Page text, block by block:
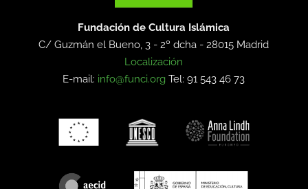
Fundación de Cultura Islámica
C/ Guzmán el Bueno, 3 - 2º dcha -28015 Madrid
Localización
E-mail: info@funci.org Tel: 91 543 46 73